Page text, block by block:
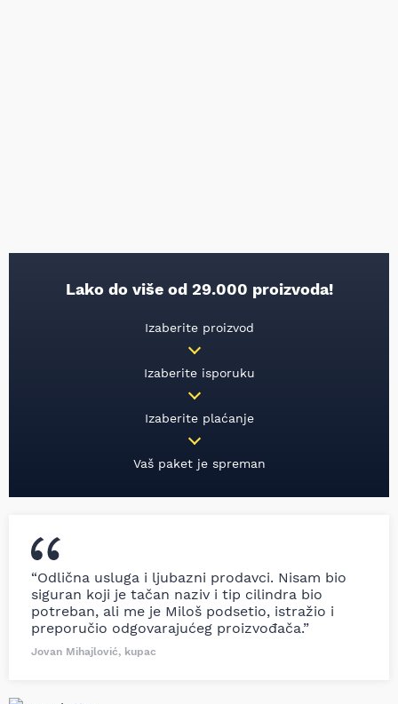
Lako do više od 29.000 proizvoda!
Izaberite proizvod
Izaberite isporuku
Izaberite plaćanje
Vaš paket je spreman
“Odlična usluga i ljubazni prodavci. Nisam bio
siguran koji je tačan naziv i tip cilindra bio
potreban, ali me je Miloš podsetio, istražio i
preporučio odgovarajućeg proizvođača.”
Jovan Mihajlović, kupac